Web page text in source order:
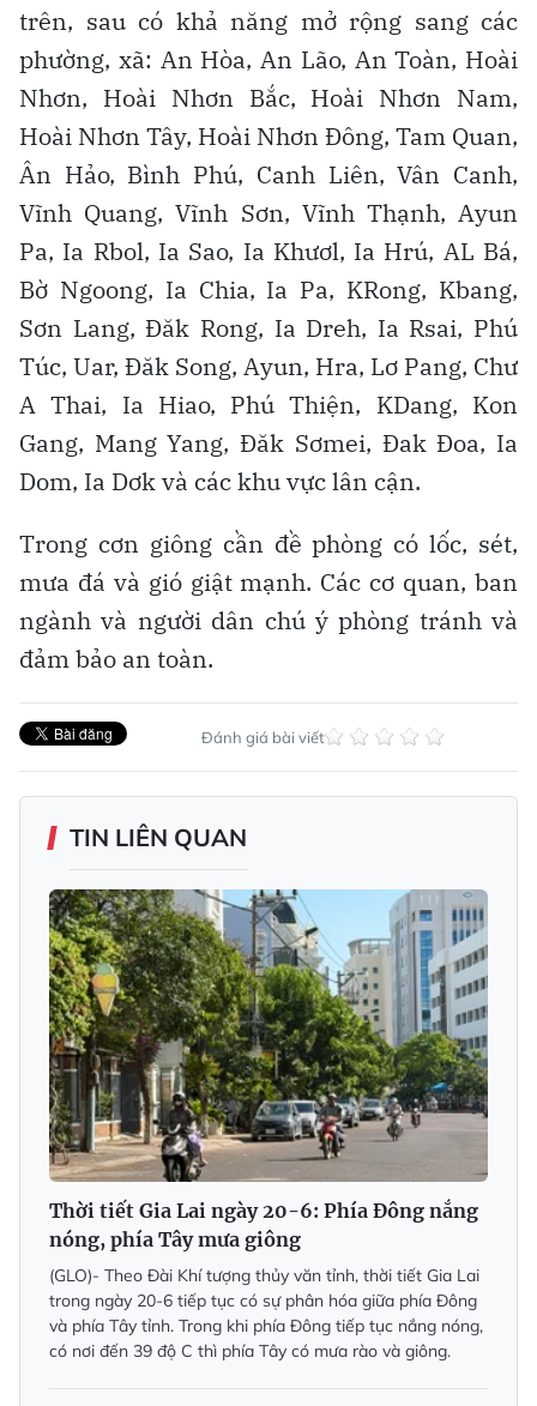
trên, sau có khả năng mở rộng sang các
phường, xã: An Hòa, An Lão, An Toàn, Hoài
Nhơn, Hoài Nhơn Bắc, Hoài Nhơn Nam,
Hoài Nhơn Tây, Hoài Nhơn Đông, Tam Quan,
Ân Hảo, Bình Phú, Canh Liên, Vân Canh,
Vĩnh Quang, Vĩnh Sơn, Vĩnh Thạnh, Ayun
Pa, Ia Rbol, Ia Sao, Ia Khươl, Ia Hrú, AL Bá,
Bờ Ngoong, Ia Chia, Ia Pa, KRong, Kbang,
Sơn Lang, Đăk Rong, Ia Dreh, Ia Rsai, Phú
Túc, Uar, Đăk Song, Ayun, Hra, Lơ Pang, Chư
A Thai, Ia Hiao, Phú Thiện, KDang, Kon
Gang, Mang Yang, Đăk Sơmei, Đak Đoa, Ia
Dom, Ia Dơk và các khu vực lân cận.
Trong cơn giông cần đề phòng có lốc, sét,
mưa đá và gió giật mạnh. Các cơ quan, ban
ngành và người dân chú ý phòng tránh và
đảm bảo an toàn.
Đánh giá bài viết
TIN LIÊN QUAN
Thời tiết Gia Lai ngày 20-6: Phía Đông nắng
nóng, phía Tây mưa giông
(GLO)- Theo Đài Khí tượng thủy văn tỉnh, thời tiết Gia Lai
trong ngày 20-6 tiếp tục có sự phân hóa giữa phía Đông
và phía Tây tỉnh. Trong khi phía Đông tiếp tục nắng nóng,
có nơi đến 39 độ C thì phía Tây có mưa rào và giông.